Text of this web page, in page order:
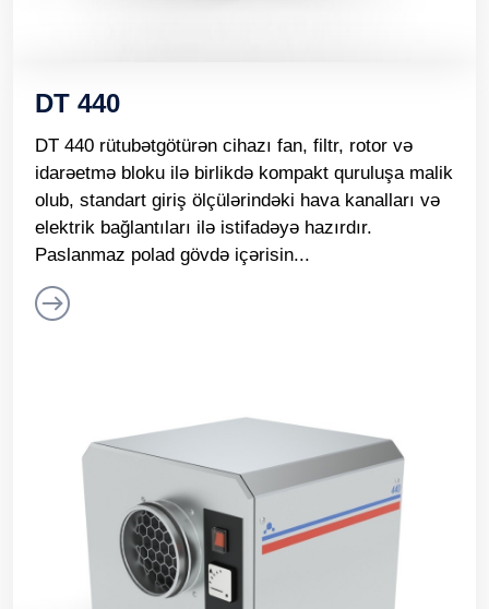
DT 440
DT 440 rütubətgötürən cihazı fan, filtr, rotor və
idarəetmə bloku ilə birlikdə kompakt quruluşa malik
olub, standart giriş ölçülərindəki hava kanalları və
elektrik bağlantıları ilə istifadəyə hazırdır.
Paslanmaz polad gövdə içərisin...